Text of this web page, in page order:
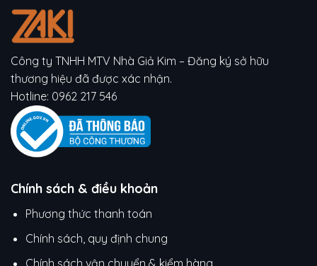
Công ty TNHH MTV Nhà Giả Kim – Đăng ký sở hữu
thương hiệu đã được xác nhận.
Hotline: 0962 217 546
Chính sách & điều khoản
Phương thức thanh toán
Chính sách, quy định chung
Chính sách vận chuyển & kiểm hàng